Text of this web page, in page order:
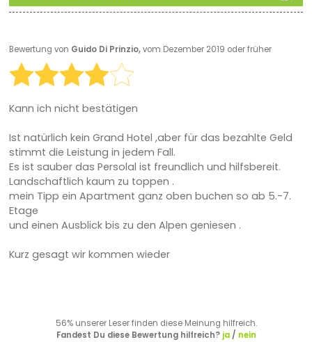
Bewertung von Guido Di Prinzio,vom Dezember 2019 oder früher
Kann ich nicht bestätigen
Ist natürlich kein Grand Hotel ,aber für das bezahlte Geld
stimmt die Leistung in jedem Fall.
Es ist sauber das Persolal ist freundlich und hilfsbereit.
Landschaftlich kaum zu toppen .
mein Tipp ein Apartment ganz oben buchen so ab 5.-7.
Etage
und einen Ausblick bis zu den Alpen geniesen .
Kurz gesagt wir kommen wieder
56% unserer Leser finden diese Meinung hilfreich.
Fandest Du diese Bewertung hilfreich? ja/ nein